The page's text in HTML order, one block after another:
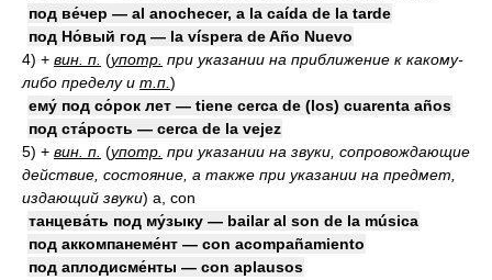
под ве́чер — al anochecer, a la caída de la tarde
под Но́вый год — la víspera de Año Nuevo
4) + вин. п. (употр. при указании на приближение к какому-
либо пределу и т.п. )
ему́ под со́рок лет — tiene cerca de (los) cuarenta años
под ста́рость — cerca de la vejez
5) + вин. п. (употр. при указании на звуки, сопровождающие
действие, состояние, а также при указании на предмет,
издающий звуки) a, con
танцева́ть под му́зыку — bailar al son de la música
под аккомпанеме́нт — con acompañamiento
под аплодисме́нты — con aplausos